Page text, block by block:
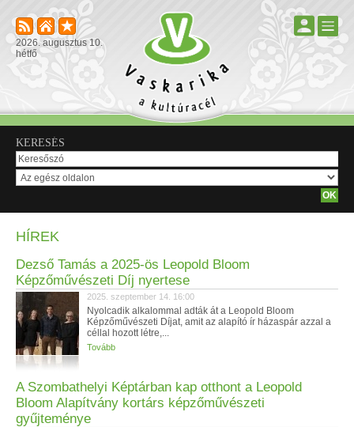
2026. augusztus 10.
hétfő
KERESÉS
HÍREK
Dezső Tamás a 2025-ös Leopold Bloom
Képzőművészeti Díj nyertese
2025. szeptember 14. 16:00
Nyolcadik alkalommal adták át a Leopold Bloom
Képzőművészeti Díjat, amit az alapító ír házaspár azzal a
céllal hozott létre,...
Tovább
A Szombathelyi Képtárban kap otthont a Leopold
Bloom Alapítvány kortárs képzőművészeti
gyűjteménye